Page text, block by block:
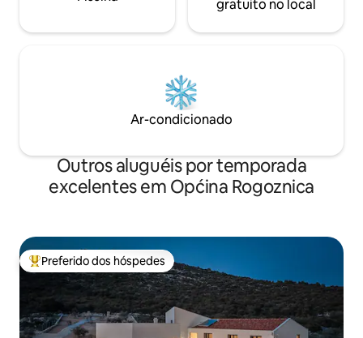
gratuito no local
Ar-condicionado
Outros aluguéis por temporada
excelentes em Općina Rogoznica
Entre os melhores preferidos dos hóspedes
Preferido dos hóspedes